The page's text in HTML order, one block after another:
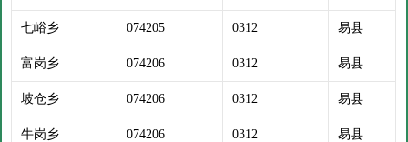
七峪乡 074205 0312 易县
富岗乡 074206 0312 易县
坡仓乡 074206 0312 易县
牛岗乡 074206 0312 易县